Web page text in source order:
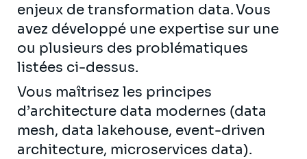
enjeux de transformation data. Vous
avez développé une expertise sur une
ou plusieurs des problématiques
listées ci-dessus.
Vous maîtrisez les principes
d’architecture data modernes (data
mesh, data lakehouse, event-driven
architecture, microservices data).